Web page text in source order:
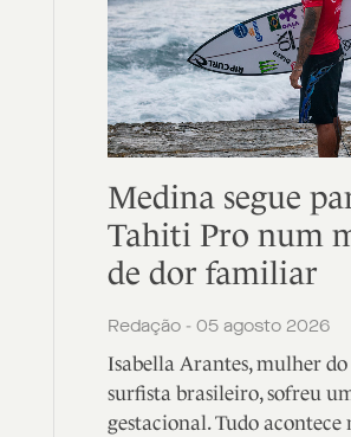
Medina segue
Tahiti Pro num
de dor familiar
Redação - 05 agosto 2026
Isabella Arantes, mulher
surfista brasileiro, sofreu
gestacional. Tudo acontece